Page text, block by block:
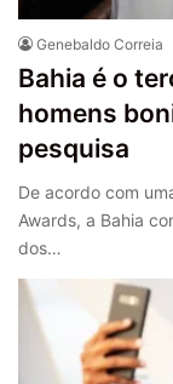
Genebaldo Correia
Bahia é o
homens
pesquisa
De acordo com
Awards, a Bahia
dos…